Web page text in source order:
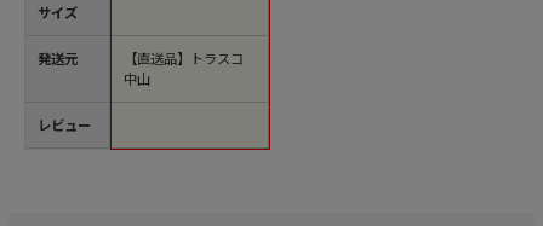
サイズ
発送元
レビュー
【直送品】トラスコ
中山